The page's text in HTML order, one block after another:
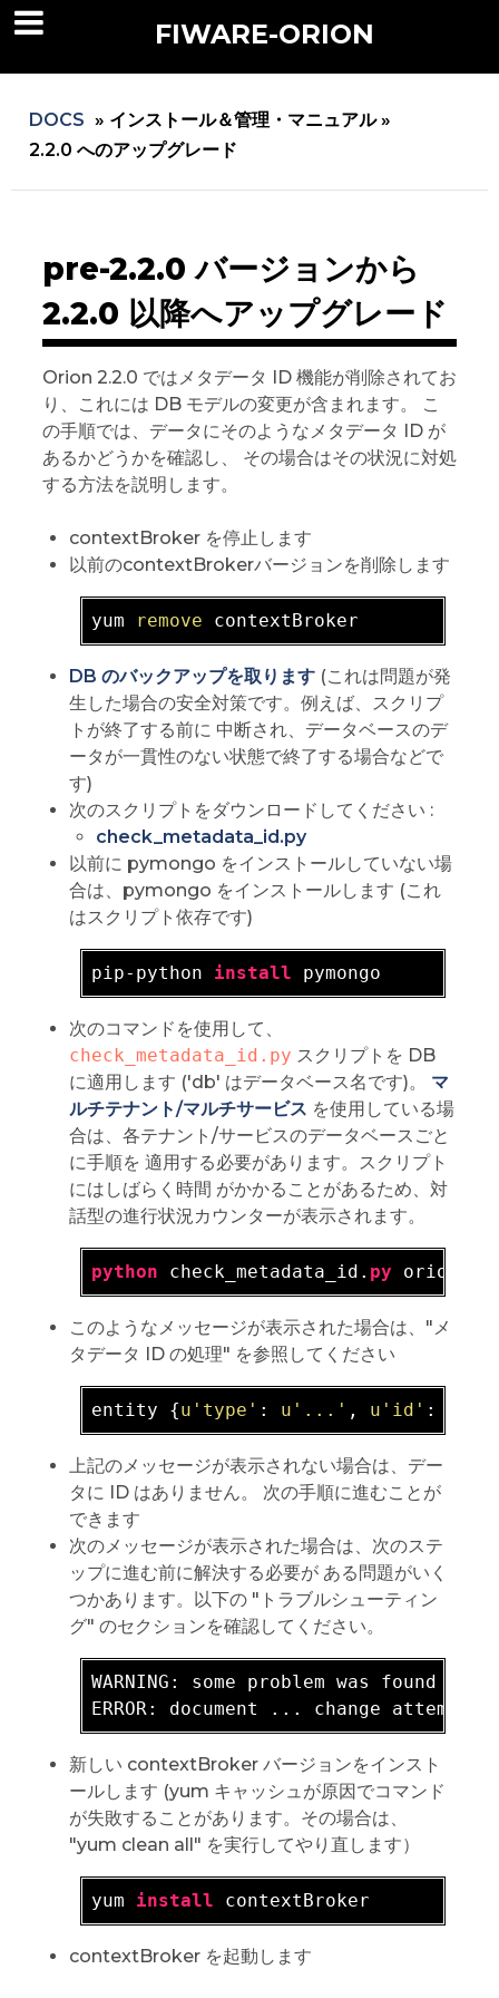
FIWARE-ORION
DOCS » インストール＆管理・マニュアル »
2.2.0 へのアップグレード
pre-2.2.0 バージョンから
2.2.0 以降へアップグレード
Orion 2.2.0 ではメタデータ ID 機能が削除されてお
り、これには DB モデルの変更が含まれます。 こ
の手順では、データにそのようなメタデータ ID が
あるかどうかを確認し、 その場合はその状況に対処
する方法を説明します。
contextBroker を停止します
以前のcontextBrokerバージョンを削除します
yum remove
DB のバックアップを取ります(これは問題が発
生した場合の安全対策です。例えば、スクリプ
トが終了する前に 中断され、データベースのデ
ータが一貫性のない状態で終了する場合などで
す)
次のスクリプトをダウンロードしてください :
check_metadata_id.py
以前に pymongo をインストールしていない場
合は、pymongo をインストールします (これ
はスクリプト依存です)
pip-python install
次のコマンドを使用して、
check_metadata_id.py スクリプトを DB
に適用します ('db' はデータベース名です)。 マ
ルチテナント/マルチサービス を使用している場
合は、各テナント/サービスのデータベースごと
に手順を 適用する必要があります。スクリプト
にはしばらく時間 がかかることがあるため、対
話型の進行状況カウンターが表示されます。
python check_metadata_id. py
このようなメッセージが表示された場合は、"メ
タデータ ID の処理" を参照してください
entity {u'type' : u'...' , u'id' :
上記のメッセージが表示されない場合は、デー
タに ID はありません。 次の手順に進むことが
できます
次のメッセージが表示された場合は、次のステ
ップに進む前に解決する必要が ある問題がいく
つかあります。以下の "トラブルシューティン
グ" のセクションを確認してください。
WARNING: some problem was found
新しい contextBroker バージョンをインスト
ールします (yum キャッシュが原因でコマンド
が失敗することがあります。その場合は、
"yum clean all" を実行してやり直します）
yum install
contextBroker を起動します